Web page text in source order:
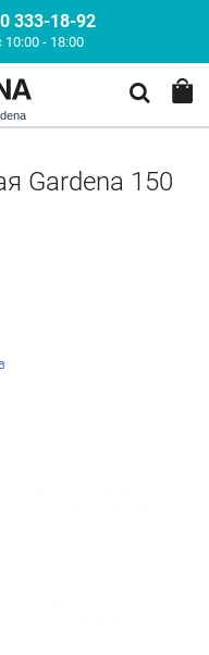
333-18-92
10:00 - 18:00
Gardena 150